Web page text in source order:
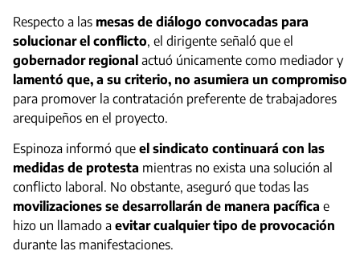
Respecto a las mesas de diálogo convocadas para
solucionar el conflicto, el dirigente señaló que el
gobernador regional actuó únicamente como mediador y
lamentó que, a su criterio, no asumiera un compromiso
para promover la contratación preferente de trabajadores
arequipeños en el proyecto.
Espinoza informó que el sindicato continuará con las
medidas de protesta mientras no exista una solución al
conflicto laboral. No obstante, aseguró que todas las
movilizaciones se desarrollarán de manera pacífica e
hizo un llamado a evitar cualquier tipo de provocación
durante las manifestaciones.